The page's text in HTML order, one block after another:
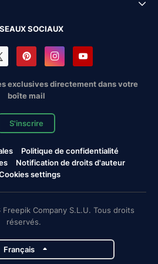
SOCIAUX
exclusives directement dans votre
boîte mail
S'inscrire
Politique de confidentialité
Notification de droits d'auteur
settings
Company S.L.U. Tous droits
réservés.
Français